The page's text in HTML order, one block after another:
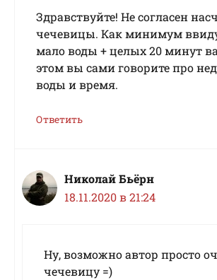
Здравствуйте! Не согласен
чечевицы. Как минимум
мало воды + целых 20 минут
этом вы сами говорите про
воды и время.
Ответить
Николай Бьёрн
18.11.2020 в 21:24
Ну, возможно автор просто
чечевицу =)